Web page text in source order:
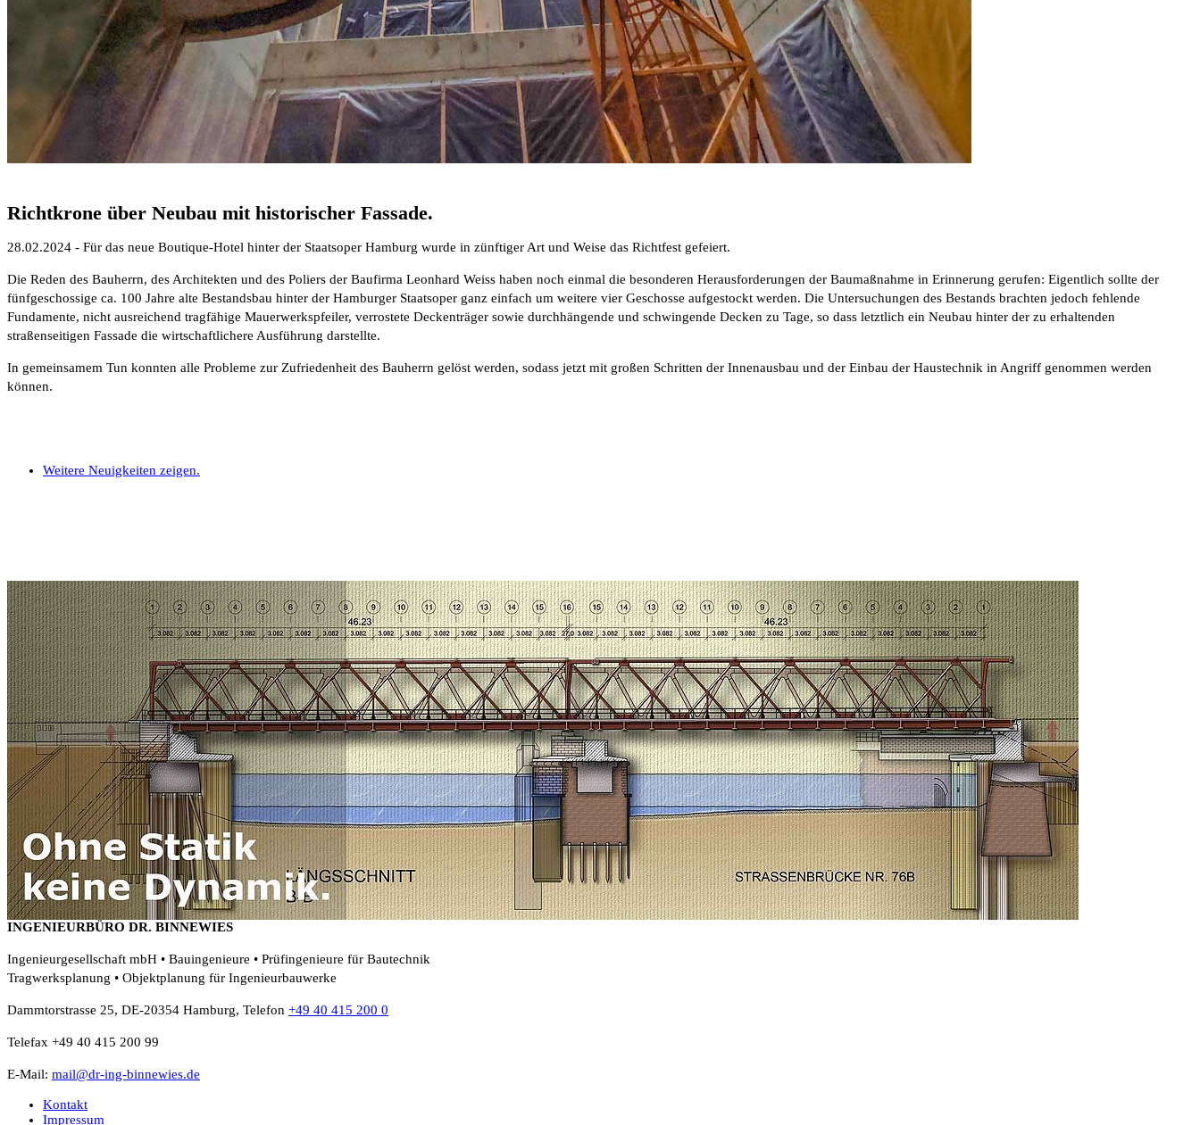
Richtkrone über Neubau mit historischer Fassade.
28.02.2024 - Für das neue Boutique-Hotel hinter der Staatsoper Hamburg wurde in zünftiger Art und Weise das Richtfest gefeiert.
Die Reden des Bauherrn, des Architekten und des Poliers der Baufirma Leonhard Weiss haben noch einmal die besonderen Herausforderungen der Baumaßnahme in Erinnerung gerufen: Eigentlich sollte der
fünfgeschossige ca. 100 Jahre alte Bestandsbau hinter der Hamburger Staatsoper ganz einfach um weitere vier Geschosse aufgestockt werden. Die Untersuchungen des Bestands brachten jedoch fehlende
Fundamente, nicht ausreichend tragfähige Mauerwerkspfeiler, verrostete Deckenträger sowie durchhängende und schwingende Decken zu Tage, so dass letztlich ein Neubau hinter der zu erhaltenden
straßenseitigen Fassade die wirtschaftlichere Ausführung darstellte.
In gemeinsamem Tun konnten alle Probleme zur Zufriedenheit des Bauherrn gelöst werden, sodass jetzt mit großen Schritten der Innenausbau und der Einbau der Haustechnik in Angriff genommen werden
können.
Weitere Neuigkeiten zeigen.
INGENIEURBÜRO DR. BINNEWIES
Ingenieurgesellschaft mbH • Bauingenieure • Prüfingenieure für Bautechnik
Tragwerksplanung • Objektplanung für Ingenieurbauwerke
Dammtorstrasse 25, DE-20354 Hamburg, Telefon +49 40 415 200 0
Telefax +49 40 415 200 99
E-Mail: mail@dr-ing-binnewies.de
Kontakt
Impressum